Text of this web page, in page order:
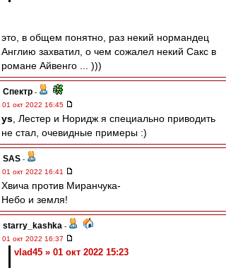
это, в общем понятно, раз некий нормандец
Англию захватил, о чем сожалел некий Сакс в
романе Айвенго ... )))
Спектр -
01 окт 2022 16:45
ys , Лестер и Норидж я специально приводить
не стал, очевидные примеры :)
SAS -
01 окт 2022 16:41
Хвича против Миранчука-
Небо и земля!
starry_kashka -
01 окт 2022 16:37
vlad45 » 01 окт 2022 15:23